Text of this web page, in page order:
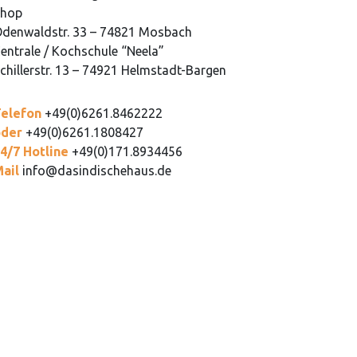
33 – 74821 Mosbach
/ Kochschule “Neela”
13 – 74921 Helmstadt-Bargen
+49(0)6261.8462222
+49(0)6261.1808427
7 Hotline +49(0)171.8934456
info@dasindischehaus.de